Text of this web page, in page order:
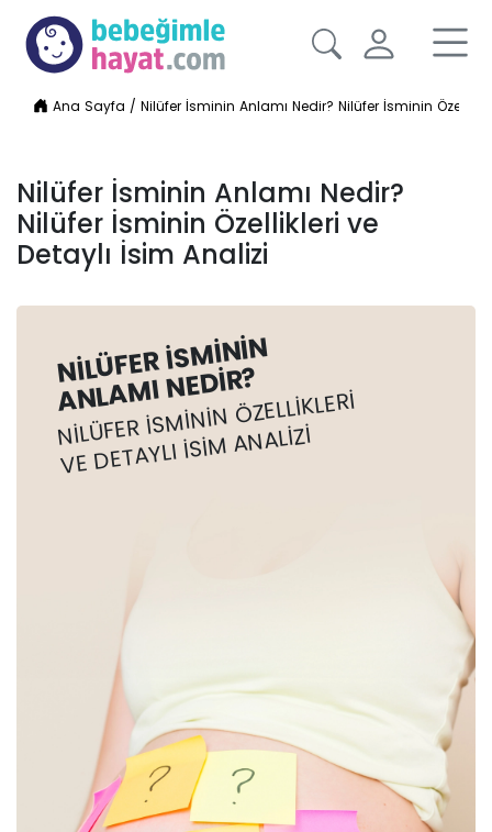
Ana Sayfa /Nilüfer İsminin Anlamı Nedir? Nilüfer İsminin
Nilüfer İsminin Anlamı Nedir?
Nilüfer İsminin Özellikleri ve
Detaylı İsim Analizi
NILÜFER İSMININ
ANLAMI NEDIR?
NILÜFER İSMININ ÖZELLIKLERI
VE DETAYLI İSIM ANALIZI